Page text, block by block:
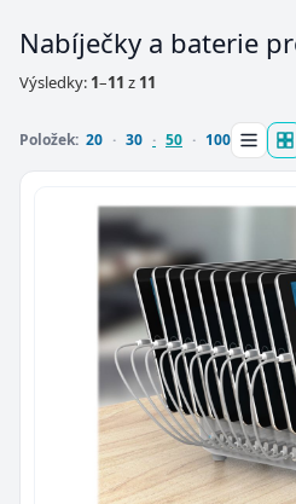
Nabíječky a baterie
Výsledky: 1–11 z 11
Položek: 20 30 50 100